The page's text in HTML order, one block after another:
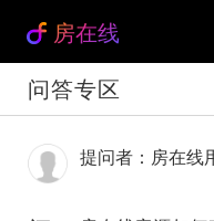
房在线
问答专区
提问者：房在线